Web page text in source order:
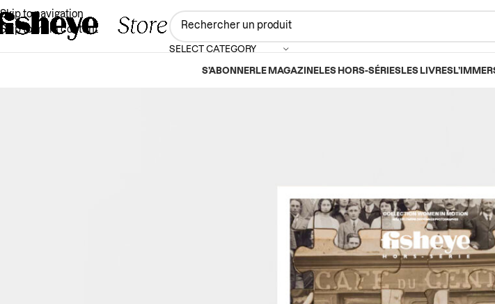
Skip to navigation
Skip to main content
SELECT CATEGORY
S’ABONNERLE MAGAZINELES HORS-SÉRIESLES LIVRES